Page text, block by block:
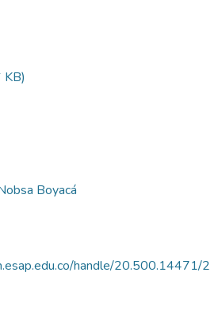
Boyacá
handle/20.500.14471/2